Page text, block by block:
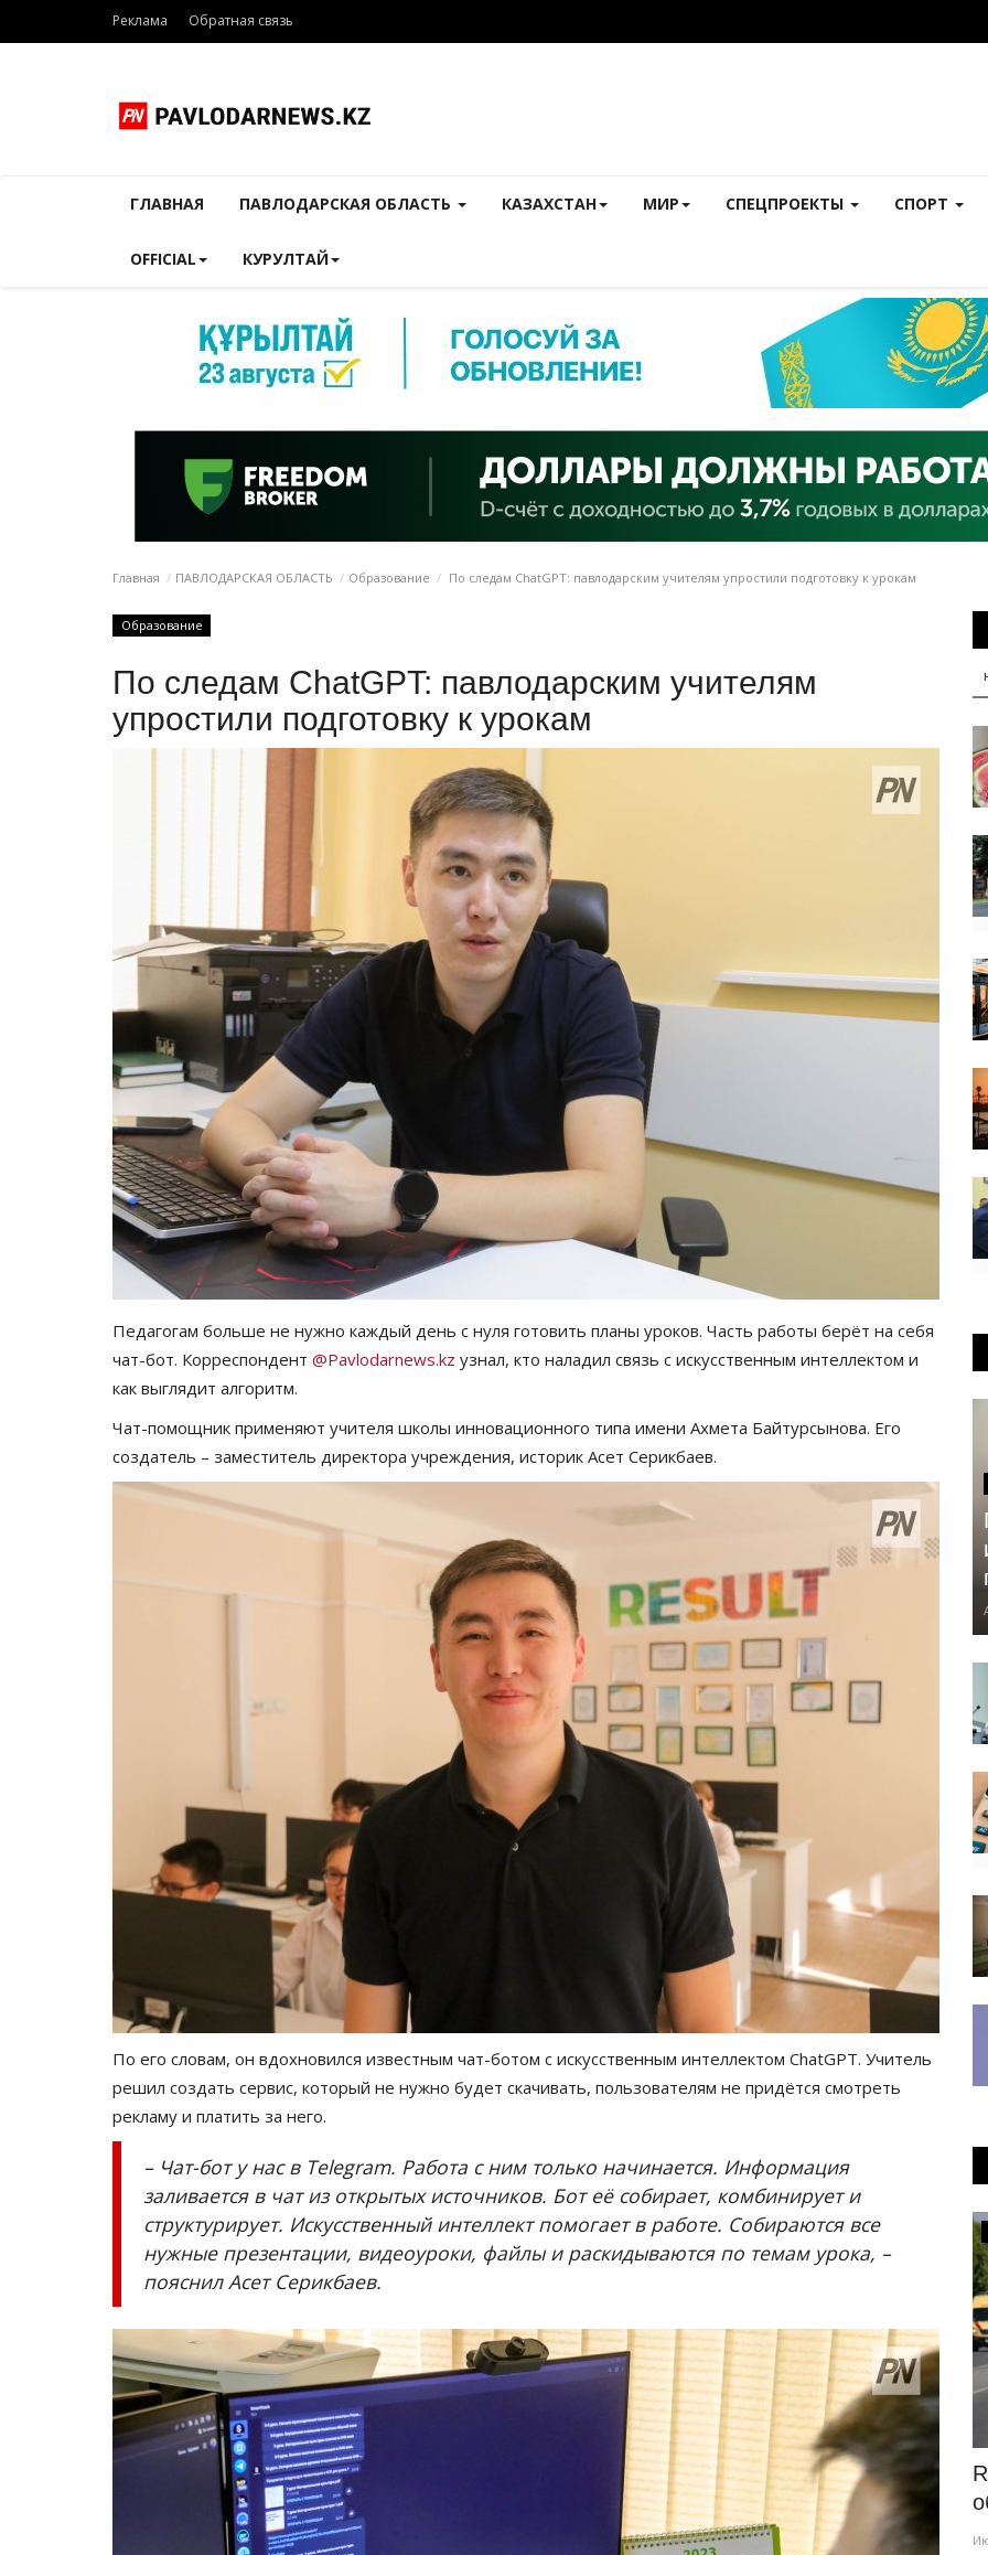
Реклама Обратная связь
ГЛАВНАЯ ПАВЛОДАРСКАЯ ОБЛАСТЬ КАЗАХСТАН МИР СПЕЦПРОЕКТЫ СПОРТ
OFFICIAL КУРУЛТАЙ
Главная ПАВЛОДАРСКАЯ ОБЛАСТЬ Образование По следам ChatGPT: павлодарским учителям упростили подготовку к урокам
Образование
По следам ChatGPT: павлодарским учителям
упростили подготовку к урокам
Педагогам больше не нужно каждый день с нуля готовить планы уроков. Часть работы берёт на себя
чат-бот. Корреспондент @Pavlodarnews.kz узнал, кто наладил связь с искусственным интеллектом и
как выглядит алгоритм.
Чат-помощник применяют учителя школы инновационного типа имени Ахмета Байтурсынова. Его
создатель – заместитель директора учреждения, историк Асет Серикбаев.
По его словам, он вдохновился известным чат-ботом с искусственным интеллектом ChatGPT. Учитель
решил создать сервис, который не нужно будет скачивать, пользователям не придётся смотреть
рекламу и платить за него.
– Чат-бот у нас в Telegram. Работа с ним только начинается. Информация
заливается в чат из открытых источников. Бот её собирает, комбинирует и
структурирует. Искусственный интеллект помогает в работе. Собираются все
нужные презентации, видеоуроки, файлы и раскидываются по темам урока, –
пояснил Асет Серикбаев.
История одного путешествия
История одного путешествия: город
черепичных крыш
Февр 21, 2026 0 1918
Инфраструктура
В Аксу по просьбе подростка обновят
футбольную площадку...
Авг 6, 2026 0 90